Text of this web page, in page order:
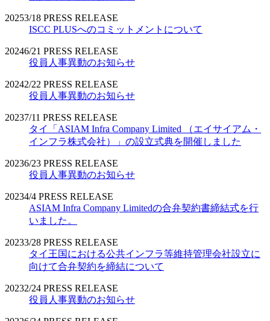
20253/18 PRESS RELEASE
ISCC PLUSへのコミットメントについて
20246/21 PRESS RELEASE
役員人事異動のお知らせ
20242/22 PRESS RELEASE
役員人事異動のお知らせ
20237/11 PRESS RELEASE
タイ「ASIAM Infra Company Limited （エイサイアム・
インフラ株式会社）」の設立式典を開催しました
20236/23 PRESS RELEASE
役員人事異動のお知らせ
20234/4 PRESS RELEASE
ASIAM Infra Company Limitedの合弁契約書締結式を行
いました。
20233/28 PRESS RELEASE
タイ王国における公共インフラ等維持管理会社設立に
向けて合弁契約を締結について
20232/24 PRESS RELEASE
役員人事異動のお知らせ